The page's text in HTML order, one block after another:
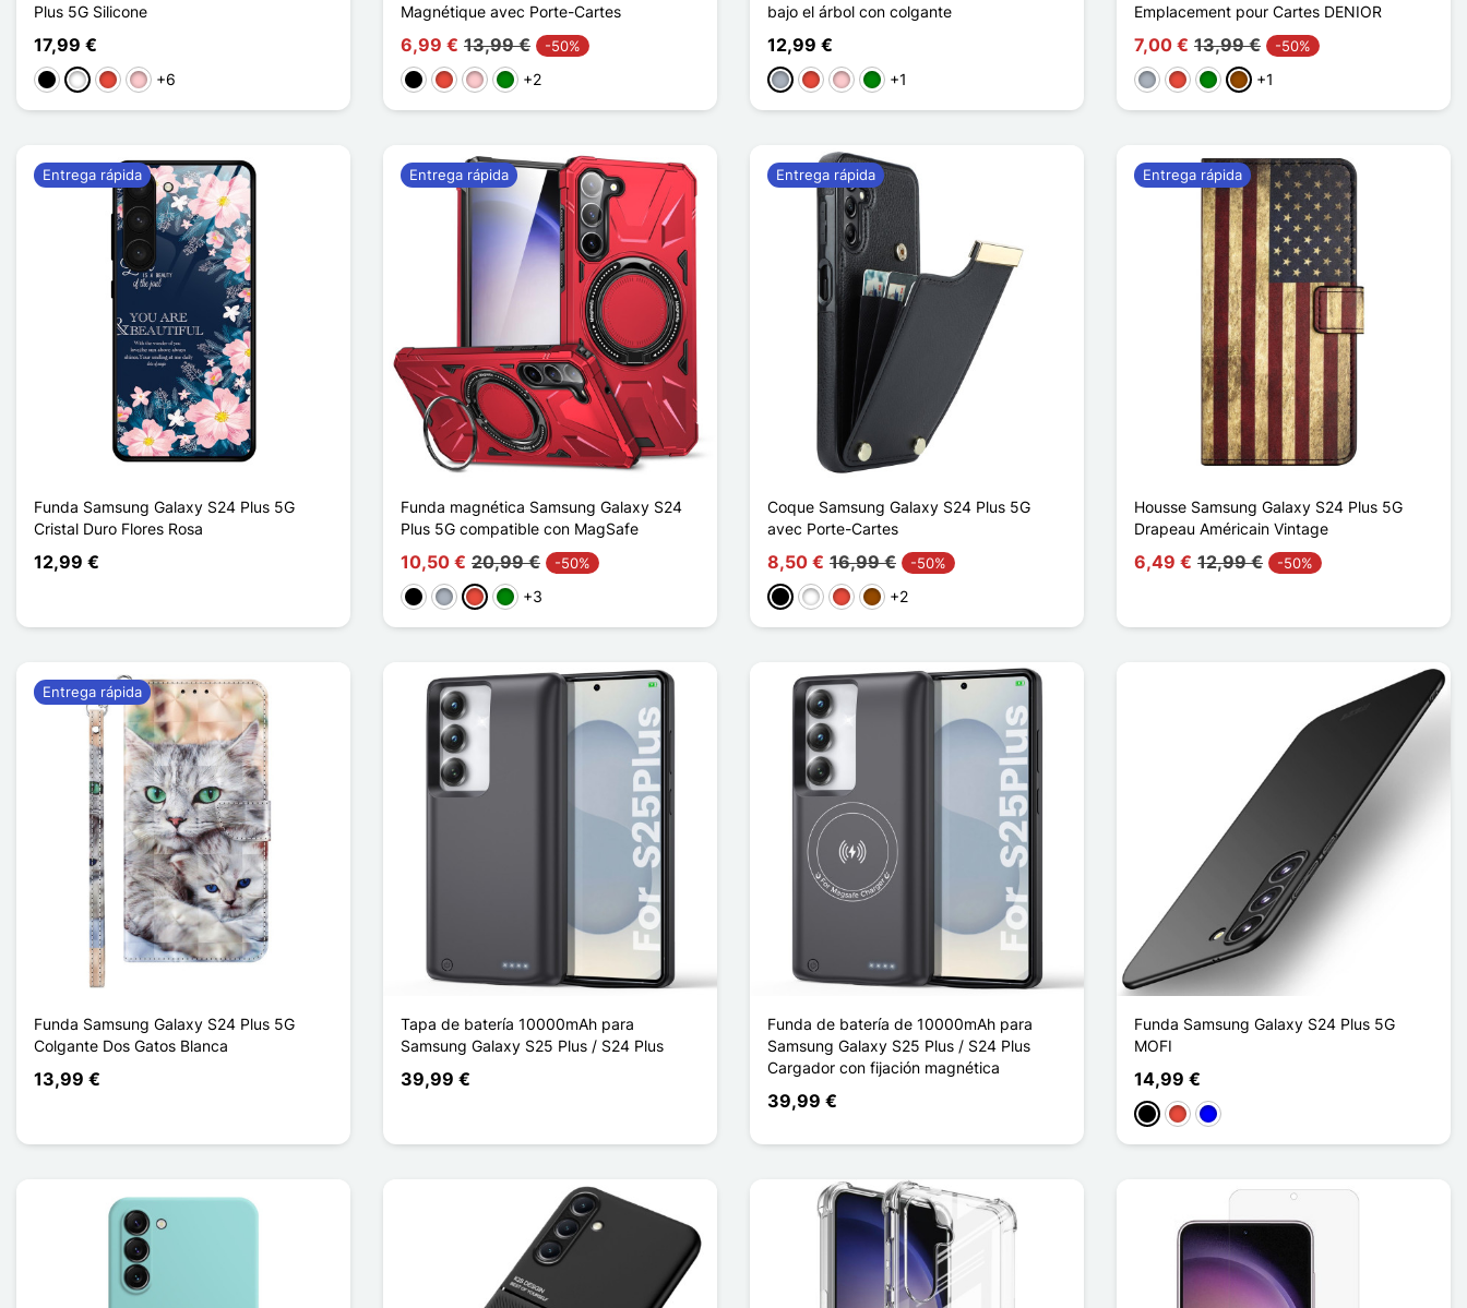
Plus 5G Silicone
17,99 €
NegroBlancoRojoRosa+6
Magnétique avec Porte-Cartes
6,99 € 13,99 € -50%
NegroRojoRosaVerde
+2
bajo el árbol con colgante
12,99 €
Gris RojoRosaVerde
+1
Emplacement pour Cartes DENIOR
7,00 € 13,99 € -50%
Gris RojoVerdeMarrón
+1
Funda Samsung Galaxy S24 Plus 5G
Cristal Duro Flores Rosa
12,99 €
Entrega rápida
Funda magnética Samsung Galaxy S24
Plus 5G compatible con MagSafe
10,50 € 20,99 € -50%
NegroGris RojoVerde
+3
Entrega rápida
Coque Samsung Galaxy S24 Plus 5G
avec Porte-Cartes
8,50 € 16,99 € -50%
NegroBlancoRojoMarrón
+2
Entrega rápida
Housse Samsung Galaxy S24 Plus 5G
Drapeau Américain Vintage
6,49 € 12,99 € -50%
Entrega rápida
Funda Samsung Galaxy S24 Plus 5G
Colgante Dos Gatos Blanca
13,99 €
Entrega rápida
Tapa de batería 10000mAh para
Samsung Galaxy S25 Plus / S24 Plus
39,99 €
Funda de batería de 10000mAh para
Samsung Galaxy S25 Plus / S24 Plus
Cargador con fijación magnética
39,99 €
Funda Samsung Galaxy S24 Plus 5G
MOFI
14,99 €
NegroRojoAzul